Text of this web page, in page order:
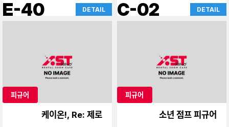
E-40 DETAIL C-02 DETAIL
피규어
케이온!, Re: 제로
피규어
소년 점프 피규어